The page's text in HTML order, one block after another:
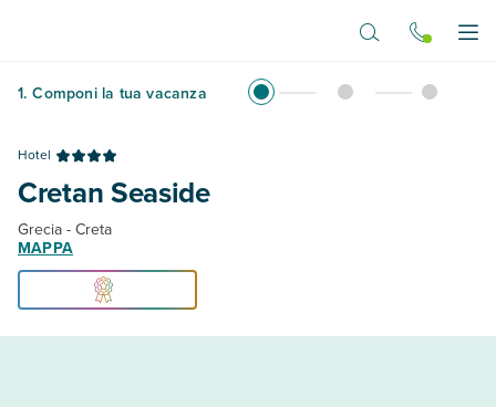
1. Componi la tua vacanza
Hotel
Cretan Seaside
Grecia - Creta
MAPPA